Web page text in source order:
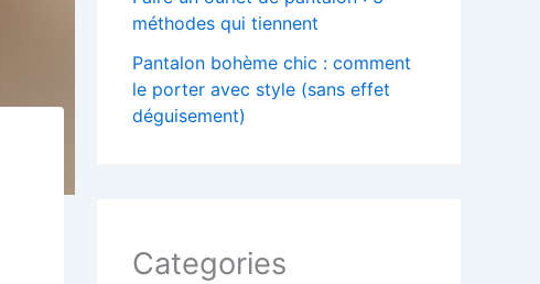
méthodes qui tiennent
Pantalon bohème chic : comment
le porter avec style (sans effet
déguisement)
Categories